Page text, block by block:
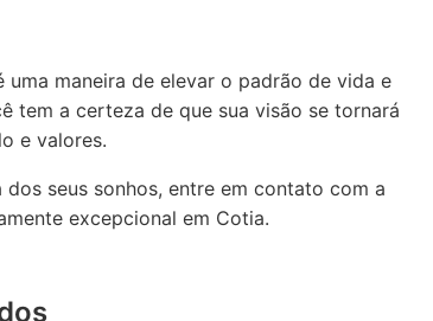
maneira de elevar o padrão de vida e
tem a certeza de que sua visão se tornará
e valores.
seus sonhos, entre em contato com a
excepcional em Cotia.